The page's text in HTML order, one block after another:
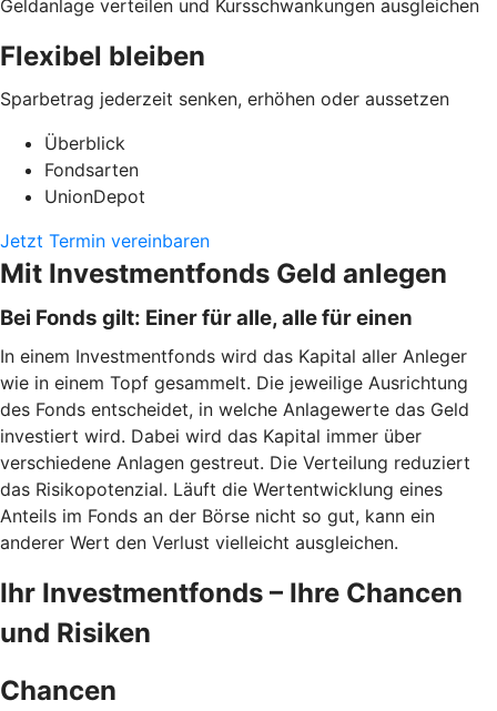
Geldanlage verteilen und Kursschwankungen ausgleichen
Flexibel bleiben
Sparbetrag jederzeit senken, erhöhen oder aussetzen
Überblick
Fondsarten
UnionDepot
Jetzt Termin vereinbaren
Mit Investmentfonds Geld anlegen
Bei Fonds gilt: Einer für alle, alle für einen
In einem Investmentfonds wird das Kapital aller Anleger
wie in einem Topf gesammelt. Die jeweilige Ausrichtung
des Fonds entscheidet, in welche Anlagewerte das Geld
investiert wird. Dabei wird das Kapital immer über
verschiedene Anlagen gestreut. Die Verteilung reduziert
das Risikopotenzial. Läuft die Wertentwicklung eines
Anteils im Fonds an der Börse nicht so gut, kann ein
anderer Wert den Verlust vielleicht ausgleichen.
Ihr Investmentfonds – Ihre Chancen
und Risiken
Chancen